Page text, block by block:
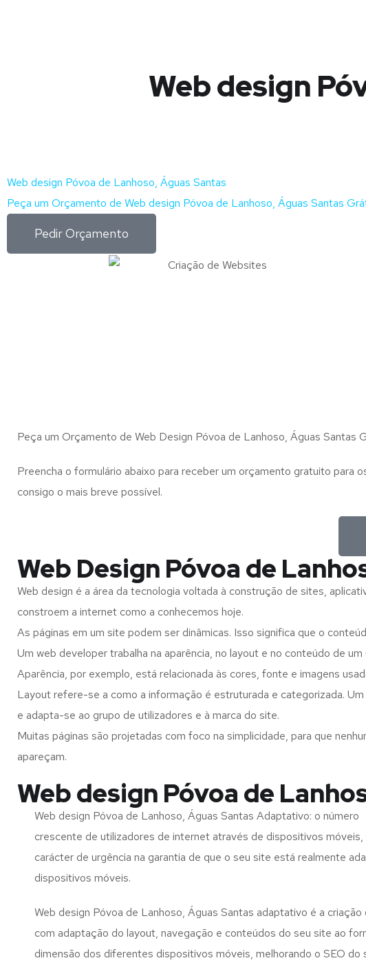
Web design
Web design Póvoa de Lanhoso, Águas Santas
Peça um Orçamento de Web design Póvoa de Lanhoso, Águas Santas
Pedir Orçamento
Peça um Orçamento de Web Design Póvoa de Lanhoso, Águas Santas
Preencha o formulário abaixo para receber um orçamento gratuito
consigo o mais breve possível.
Web Design Póvoa de
Web design é a área da tecnologia voltada à construção de sites,
constroem a internet como a conhecemos hoje.
As páginas em um site podem ser dinâmicas. Isso significa que o
Um web developer trabalha na aparência, no layout e no conteúdo de um
Aparência, por exemplo, está relacionada às cores, fonte e imagens
Layout refere-se a como a informação é estruturada e categorizada.
e adapta-se ao grupo de utilizadores e à marca do site.
Muitas páginas são projetadas com foco na simplicidade, para que
apareçam.
Web design Póvoa de
Web design Póvoa de Lanhoso, Águas Santas Adaptativo: o número
crescente de utilizadores de internet através de dispositivos móveis,
carácter de urgência na garantia de que o seu site está realmente
dispositivos móveis.
Web design Póvoa de Lanhoso, Águas Santas adaptativo é a criação
com adaptação do layout, navegação e conteúdos do seu site ao
dimensão dos diferentes dispositivos móveis, melhorando o SEO do